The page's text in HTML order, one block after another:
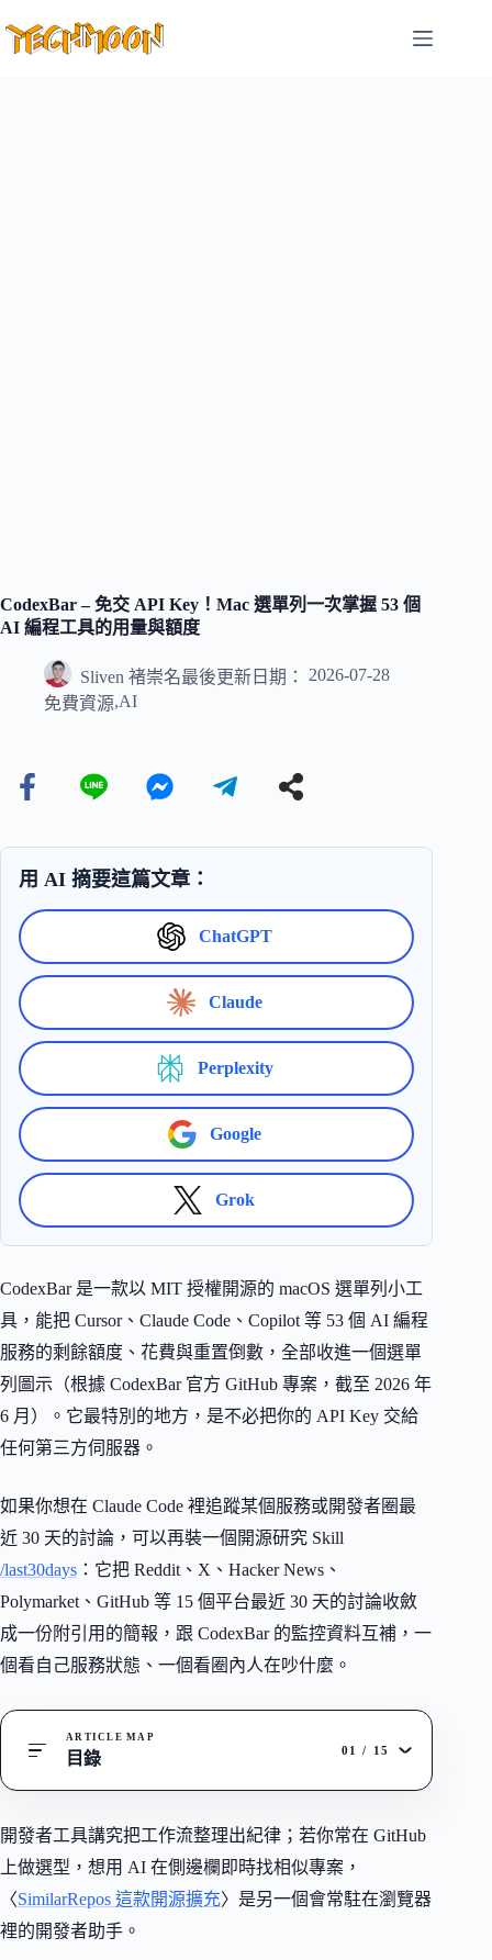
至
CodexBar – 免交 API Key！Mac 選單列一次掌握 53 個
AI 編程工具的用量與額度
Sliven 褚崇名最後更新日期：
2026-07-28
免費資源,AI
用 AI 摘要這篇文章：
ChatGPT
Claude
Perplexity
Google
Grok
CodexBar 是一款以 MIT 授權開源的 macOS 選單列小工
具，能把 Cursor、Claude Code、Copilot 等 53 個 AI 編程
服務的剩餘額度、花費與重置倒數，全部收進一個選單
列圖示（根據 CodexBar 官方 GitHub 專案，截至 2026 年
6 月）。它最特別的地方，是不必把你的 API Key 交給
任何第三方伺服器。
如果你想在 Claude Code 裡追蹤某個服務或開發者圈最
近 30 天的討論，可以再裝一個開源研究 Skill
/last30days ：它把 Reddit、X、Hacker News、
Polymarket、GitHub 等 15 個平台最近 30 天的討論收斂
成一份附引用的簡報，跟 CodexBar 的監控資料互補，一
個看自己服務狀態、一個看圈內人在吵什麼。
ARTICLE MAP
目錄 01 / 15
開發者工具講究把工作流整理出紀律；若你常在 GitHub
上做選型，想用 AI 在側邊欄即時找相似專案，
〈SimilarRepos 這款開源擴充〉是另一個會常駐在瀏覽器
裡的開發者助手。